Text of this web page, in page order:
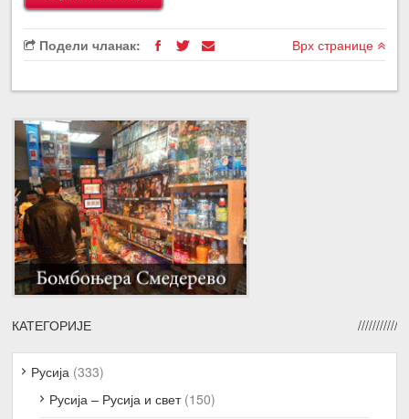
Подели чланак: Врх странице
КАТЕГОРИЈЕ
Русија (333)
Русија – Русија и свет(150)